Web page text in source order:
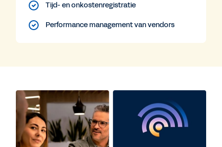
Tijd- en onkostenregistratie
Performance management van vendors